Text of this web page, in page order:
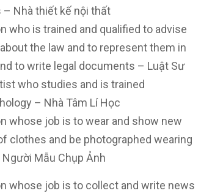
– Nhà thiết kế nội thất
who is trained and qualified to advise
the law and to represent them in
to write legal documents – Luật Sư
who studies and is trained
– Nhà Tâm Lí Học
whose job is to wear and show new
clothes and be photographed wearing
Mẫu Chụp Ảnh
whose job is to collect and write news